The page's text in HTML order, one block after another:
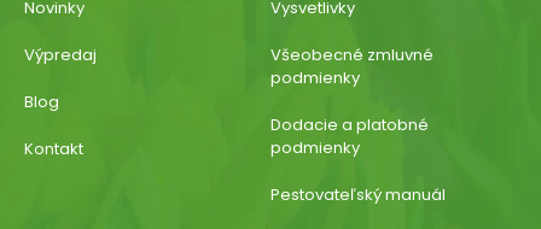
Novinky
Výpredaj
Blog
Kontakt
Vysvetlivky
Všeobecné zmluvné
podmienky
Dodacie a platobné
podmienky
Pestovateľský manuál